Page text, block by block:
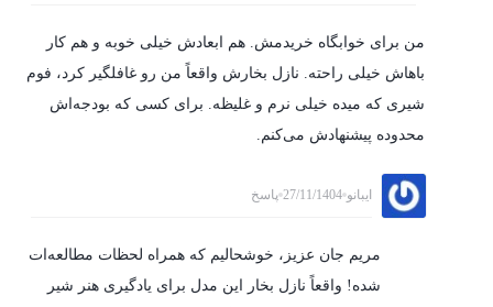
من برای خوابگاه خریدمش. هم ابعادش خیلی خوبه و هم کار
باهاش خیلی راحته. نازل بخارش واقعاً من رو غافلگیر کرد، فوم
شیری که میده خیلی نرم و غلیظه. برای کسی که بودجه‌اش
محدوده پیشنهادش می‌کنم.
ایبانو 27/11/1404 پاسخ
مریم جان عزیز، خوشحالیم که همراه لحظات مطالعه‌ات
شده! واقعاً نازل بخار این مدل برای یادگیری هنر شیر